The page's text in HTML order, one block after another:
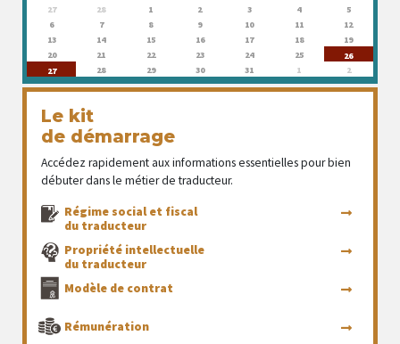
27 28 1 2 3 4
5
6
7 8 9 10 11
12
13
14 15 16 17 18
19
20
21 22 23 24 25
26
27
28 29 30 31 1 2
Le kit
de démarrage
Accédez rapidement aux informations essentielles pour bien
débuter dans le métier de traducteur.
Régime social et fiscal
du traducteur
Propriété intellectuelle
du traducteur
Modèle de contrat
Rémunération